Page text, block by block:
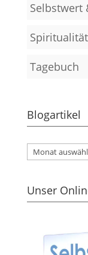
Selbstwert
Spiritualität
Tagebuch
Blogartikel
Unser